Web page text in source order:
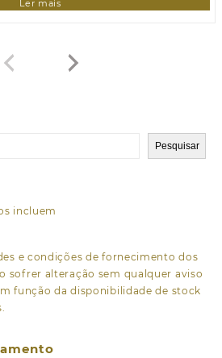
Pesquisar
Ler mais
incluem
e condições de fornecimento dos
sofrer alteração sem qualquer aviso
função da disponibilidade de stock